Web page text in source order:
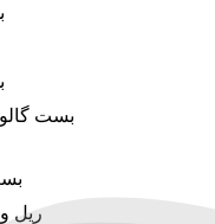
بست
ریل